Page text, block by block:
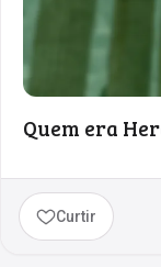
Quem era
Curtir